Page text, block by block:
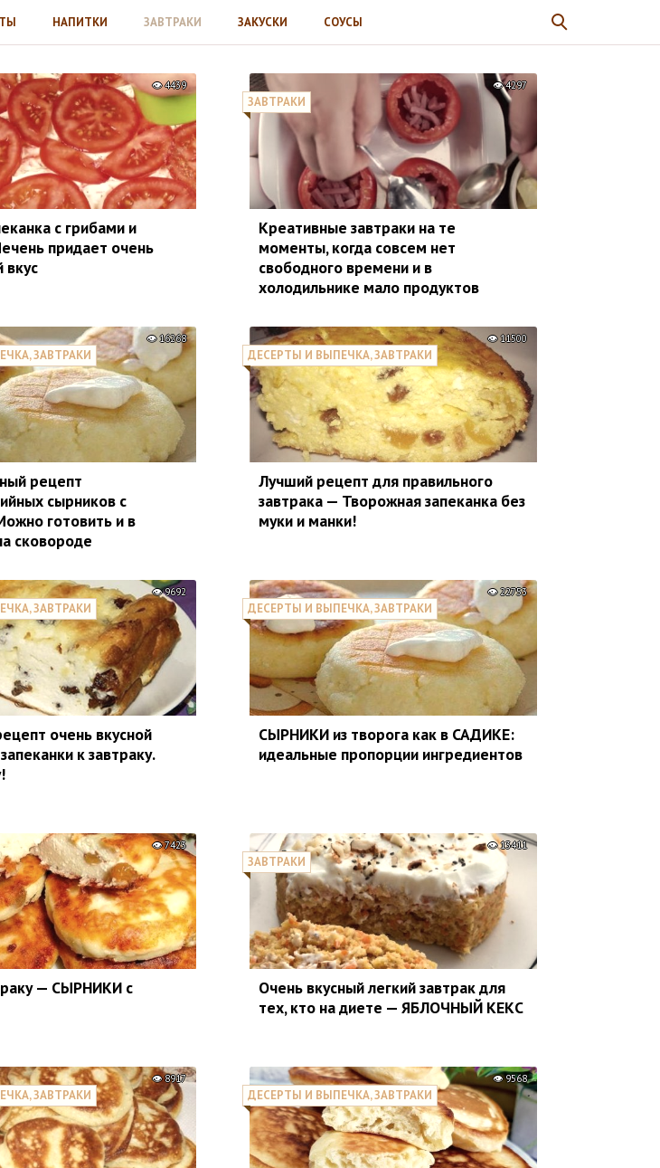
НАПИТКИ ЗАВТРАКИ ЗАКУСКИ СОУСЫ
4439
с грибами и
придает очень
вкус
ЗАВТРАКИ
4297
Креативные завтраки на те
моменты, когда совсем нет
свободного времени и в
холодильнике мало продуктов
ЗАВТРАКИ
16268
рецепт
сырников с
готовить и в
сковороде
ДЕСЕРТЫ И ВЫПЕЧКА, ЗАВТРАКИ
11500
Лучший рецепт для правильного
завтрака — Творожная запеканка без
муки и манки!
ЗАВТРАКИ
9692
очень вкусной
к завтраку.
ДЕСЕРТЫ И ВЫПЕЧКА, ЗАВТРАКИ
22753
СЫРНИКИ из творога как в САДИКЕ:
идеальные пропорции ингредиентов
7423
— СЫРНИКИ с
ЗАВТРАКИ
13411
Очень вкусный легкий завтрак для
тех, кто на диете — ЯБЛОЧНЫЙ КЕКС
ЗАВТРАКИ
8917
ДЕСЕРТЫ И ВЫПЕЧКА, ЗАВТРАКИ
9568